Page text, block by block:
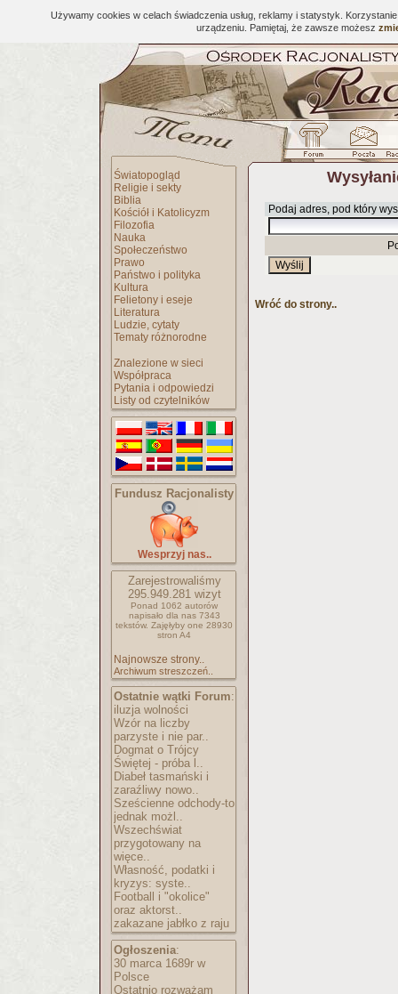
Używamy cookies w celach świadczenia usług, reklamy i statystyk.
urządzeniu. Pamiętaj, że zawsze możesz
Światopogląd
Religie i sekty
Biblia
Kościół i Katolicyzm
Filozofia
Nauka
Społeczeństwo
Prawo
Państwo i polityka
Kultura
Felietony i eseje
Literatura
Ludzie, cytaty
Tematy różnorodne
Znalezione w sieci
Współpraca
Pytania i odpowiedzi
Listy od czytelników
Fundusz Racjonalisty
Wesprzyj nas..
Zarejestrowaliśmy
295.949.281wizyt
Ponad 1062 autorów
napisało dla nas 7343
tekstów. Zajęłyby one 28930
stron A4
Najnowsze strony..
Archiwum streszczeń..
Ostatnie wątki Forum:
iluzja wolności
Wzór na liczby
parzyste i nie par..
Dogmat o Trójcy
Świętej - próba l..
Diabeł tasmański i
zaraźliwy nowo..
Sześcienne odchody-to
jednak możl..
Wszechświat
przygotowany na
więce..
Własność, podatki i
kryzys: syste..
Football i "okolice"
oraz aktorst..
zakazane jabłko z raju
Ogłoszenia:
30 marca 1689r w
Polsce
Ostatnio rozważam
Podaj adres, pod który
Wróć do strony..